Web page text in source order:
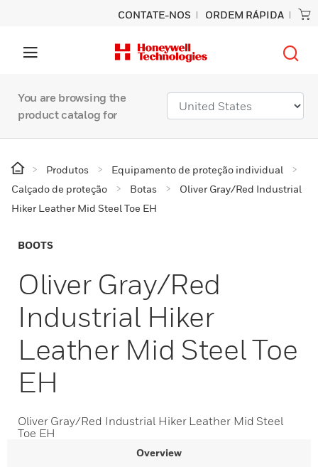
CONTATE-NOS ORDEM RÁPIDA
You are browsing the
product catalog for
Produtos
Equipamento de proteção individual
Calçado de proteção
Botas
Oliver Gray/Red Industrial
Hiker Leather Mid Steel Toe EH
BOOTS
Oliver Gray/Red
Industrial Hiker
Leather Mid Steel Toe
EH
Oliver Gray/Red Industrial Hiker Leather Mid Steel
Toe EH
Overview